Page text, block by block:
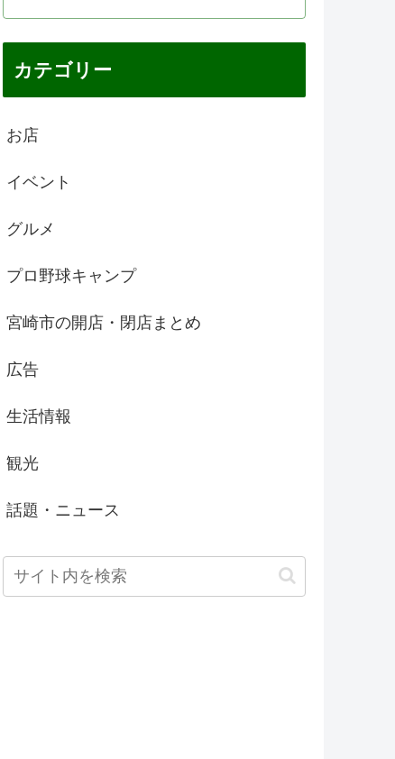
カテゴリー
お店
イベント
グルメ
プロ野球キャンプ
宮崎市の開店・閉店まとめ
広告
生活情報
観光
話題・ニュース